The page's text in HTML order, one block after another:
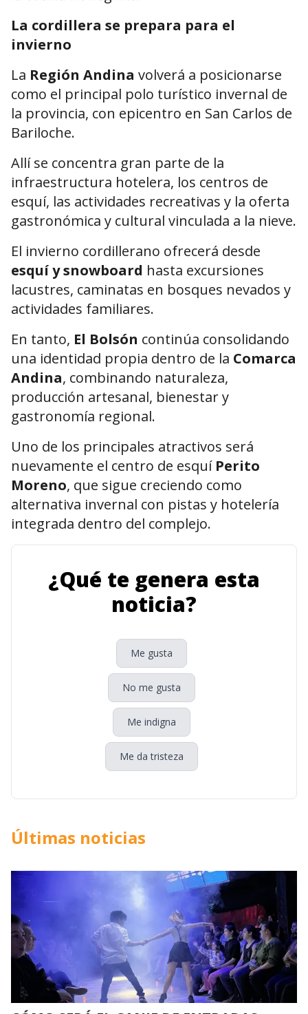
La cordillera se prepara para el
invierno
La Región Andina volverá a posicionarse
como el principal polo turístico invernal de
la provincia, con epicentro en San Carlos de
Bariloche.
Allí se concentra gran parte de la
infraestructura hotelera, los centros de
esquí, las actividades recreativas y la oferta
gastronómica y cultural vinculada a la nieve.
El invierno cordillerano ofrecerá desde
esquí y snowboard hasta excursiones
lacustres, caminatas en bosques nevados y
actividades familiares.
En tanto, El Bolsón continúa consolidando
una identidad propia dentro de la Comarca
Andina, combinando naturaleza,
producción artesanal, bienestar y
gastronomía regional.
Uno de los principales atractivos será
nuevamente el centro de esquí Perito
Moreno, que sigue creciendo como
alternativa invernal con pistas y hotelería
integrada dentro del complejo.
¿Qué te genera esta
noticia?
Me gusta
No me gusta
Me indigna
Me da tristeza
Últimas noticias